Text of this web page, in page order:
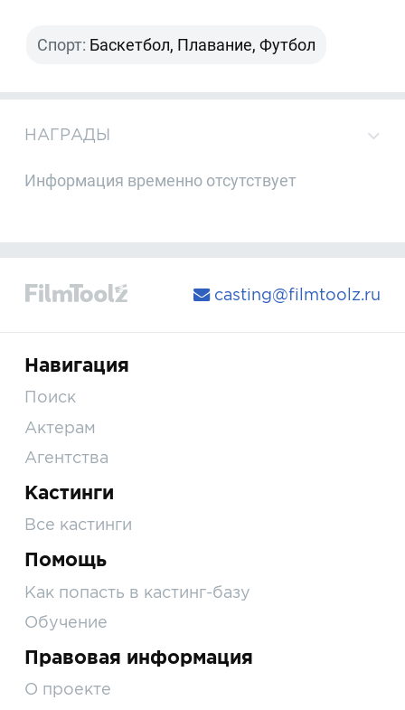
Спорт: Баскетбол, Плавание, Футбол
НАГРАДЫ
Информация временно отсутствует
casting@filmtoolz.ru
Навигация
Поиск
Актерам
Агентства
Кастинги
Все кастинги
Помощь
Как попасть в кастинг-базу
Обучение
Правовая информация
О проекте